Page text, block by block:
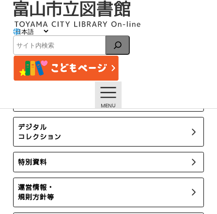
検
索
イベント
トップページ
イベント一覧
【本館】6/27開催 セミナー「多様な性を生きる」【終了し
ました】
デジタル
コレクション
特別資料
運営情報・
規則方針等